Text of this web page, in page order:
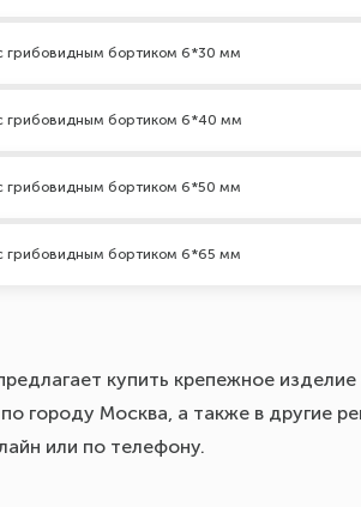
грибовидным бортиком 6*30 мм
грибовидным бортиком 6*40 мм
грибовидным бортиком 6*50 мм
грибовидным бортиком 6*65 мм
купить крепежное
городу Москва, а также в другие
или по телефону.